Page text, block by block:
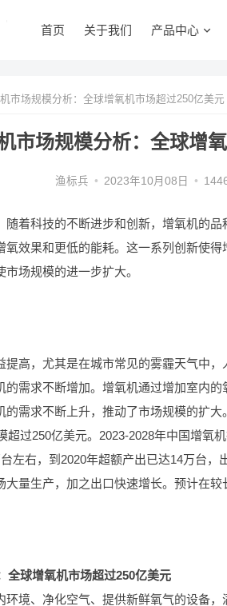
首页 关于我们 产品中心
市场规模分析：全球增氧机市场超过250亿美元
市场规模分析：全球增
渔标兵 • 2023年10月08日 •
随着科技的不断进步和创新，增氧机的
氧效果和更低的能耗。这一系列创新使
场规模的进一步扩大。
提高，尤其是在城市常见的雾霾天气中
的需求不断增加。增氧机通过增加室内
需求不断上升，推动了市场规模的扩大。
超过250亿美元。2023-2028年中国增氧
左右，到2020年超额产出已达14万台
大量生产，加之出口快速增长。预计在
全球增氧机市场超过250亿美元
环境、净化空气、提供新鲜氧气的设备